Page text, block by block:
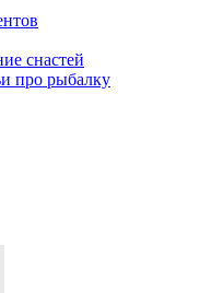
снастей
про рыбалку